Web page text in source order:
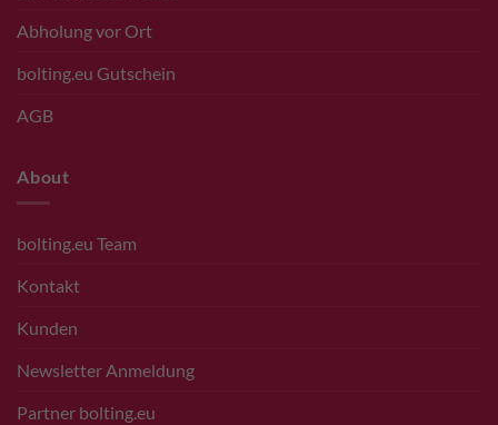
Abholung vor Ort
bolting.eu Gutschein
AGB
About
bolting.eu Team
Kontakt
Kunden
Newsletter Anmeldung
Partner bolting.eu